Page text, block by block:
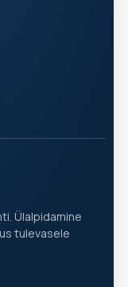
Ülalpidamine
tulevasele